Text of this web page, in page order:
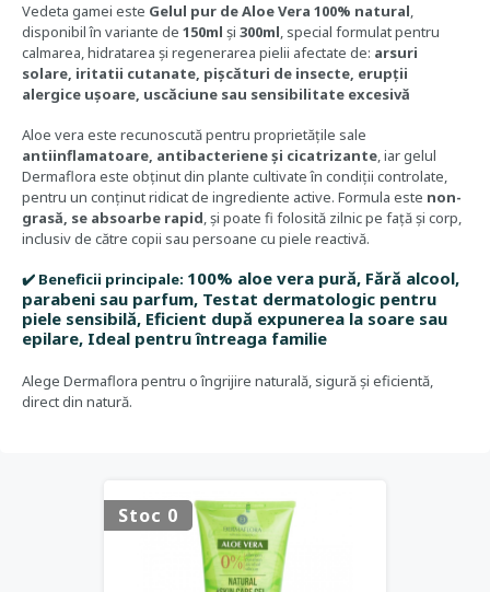
Vedeta gamei este Gelul pur de Aloe Vera 100% natural,
disponibil în variante de 150ml și 300ml, special formulat pentru
calmarea, hidratarea și regenerarea pielii afectate de: arsuri
solare, iritatii cutanate, pișcături de insecte, erupții
alergice ușoare, uscăciune sau sensibilitate excesivă
Aloe vera este recunoscută pentru proprietățile sale
antiinflamatoare, antibacteriene și cicatrizante, iar gelul
Dermaflora este obținut din plante cultivate în condiții controlate,
pentru un conținut ridicat de ingrediente active. Formula este non-
grasă, se absoarbe rapid, și poate fi folosită zilnic pe față și corp,
inclusiv de către copii sau persoane cu piele reactivă.
✔️ Beneficii principale: 100% aloe vera pură, Fără alcool,
parabeni sau parfum, Testat dermatologic pentru
piele sensibilă, Eficient după expunerea la soare sau
epilare, Ideal pentru întreaga familie
Alege Dermaflora pentru o îngrijire naturală, sigură și eficientă,
direct din natură.
Stoc 0